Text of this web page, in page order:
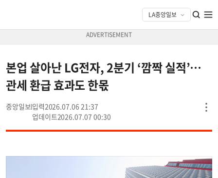
본업 살아난 LG전자, 2분기 ‘깜짝 실적’…
관세 환급 효과도 한몫
중앙일보
2026.07.06 21:37
2026.07.07 00:30